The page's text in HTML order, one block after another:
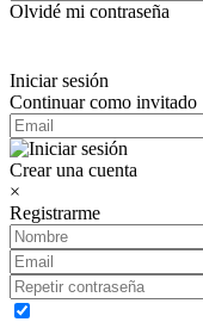
Olvidé mi contraseña
Iniciar sesión
Continuar como invitado
Crear una cuenta
×
Registrarme